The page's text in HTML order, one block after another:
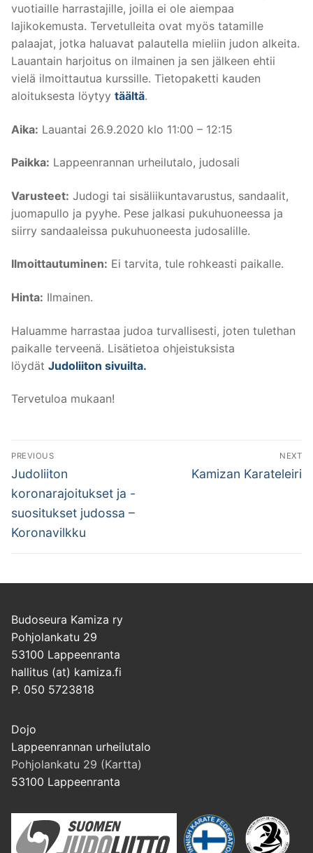
vuotiaille harrastajille, joilla ei ole aiempaa
lajikokemusta. Tervetulleita ovat myös tatamille
palaajat, jotka haluavat palautella mieliin judon alkeita.
Lauantain harjoitus on ilmainen ja sen jälkeen ehtii
vielä ilmoittautua kurssille. Tietopaketti kauden
aloituksesta löytyy täältä.
Aika: Lauantai 26.9.2020 klo 11:00 – 12:15
Paikka: Lappeenrannan urheilutalo, judosali
Varusteet: Judogi tai sisäliikuntavarustus, sandaalit,
juomapullo ja pyyhe. Pese jalkasi pukuhuoneessa ja
siirry sandaaleissa pukuhuoneesta judosalille.
Ilmoittautuminen: Ei tarvita, tule rohkeasti paikalle.
Hinta: Ilmainen.
Haluamme harrastaa judoa turvallisesti, joten tulethan
paikalle terveenä. Lisätietoa ohjeistuksista
löydät Judoliiton sivuilta.
Tervetuloa mukaan!
Artikkelien
selaus
PREVIOUS
Previous
post:
Judoliiton
koronarajoitukset ja -
suositukset judossa –
Koronavilkku
NEXT
Next
Kamizan Karateleiri
Budoseura Kamiza ry
Pohjolankatu 29
53100 Lappeenranta
hallitus (at) kamiza.fi
P. 050 5723818
Dojo
Lappeenrannan urheilutalo
Pohjolankatu 29 (Kartta)
53100 Lappeenranta